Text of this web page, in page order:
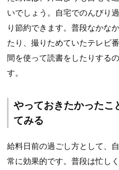
いでしょう。自宅でのんびり
り節約できます。普段なかな
たり、撮りためていたテレビ
間を使って読書をしたりする
す。
やっておきたかったこ
てみる
給料日前の過ごし方として、
常に効果的です。普段は忙し